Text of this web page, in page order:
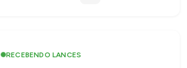
RECEBENDO LANCES